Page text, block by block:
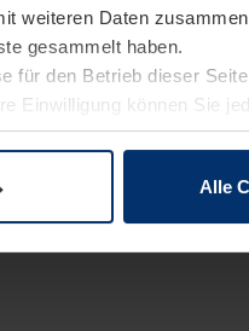
weiteren Daten
gesammelt haben.
für den Betrieb dieser
Einwilligung können Sie
oder widerrufen.
Alle